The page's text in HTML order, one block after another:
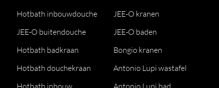
Hotbath inbouwdouche
JEE-O buitendouche
Hotbath badkraan
Hotbath douchekraan
Hotbath inbouw
JEE-O kranen
JEE-O baden
Bongio kranen
Antonio Lupi wastafel
Antonio Lupi bad